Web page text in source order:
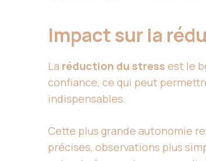
Impact sur la
La réduction du stress est le
confiance, ce qui peut
indispensables.
Cette plus grande autonomie
précises, observations plus